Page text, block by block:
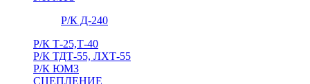
Р/К Д-240
Р/К Т-25,Т-40
Р/К ТДТ-55, ЛХТ-55
Р/К ЮМЗ
СЦЕПЛЕНИЕ